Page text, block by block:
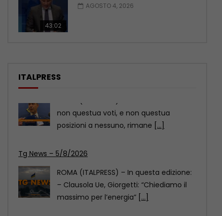
43:02
AGOSTO 4, 2026
ITALPRESS
Tg News – 5/8/2026
ROMA (ITALPRESS) – In questa edizione:
massimo per l’energia”
Camorra, fermati per estorsione e usura due
esponenti del clan Pagnozzi